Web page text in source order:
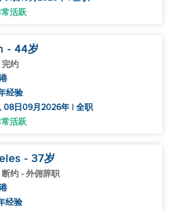
活跃
- 44岁
完约
经验
08日09月2026年 | 全职
活跃
- 37岁
断约 - 外佣辞职
经验